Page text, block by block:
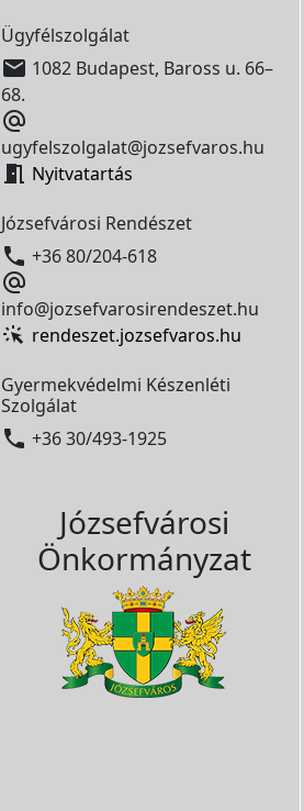
Ügyfélszolgálat
 1082 Budapest, Baross u. 66–
68.

ugyfelszolgalat@jozsefvaros.hu
 Nyitvatartás
Józsefvárosi Rendészet
 +36 80/204-618

info@jozsefvarosirendeszet.hu
rendeszet.jozsefvaros.hu
Gyermekvédelmi Készenléti
Szolgálat
 +36 30/493-1925
Józsefvárosi
Önkormányzat